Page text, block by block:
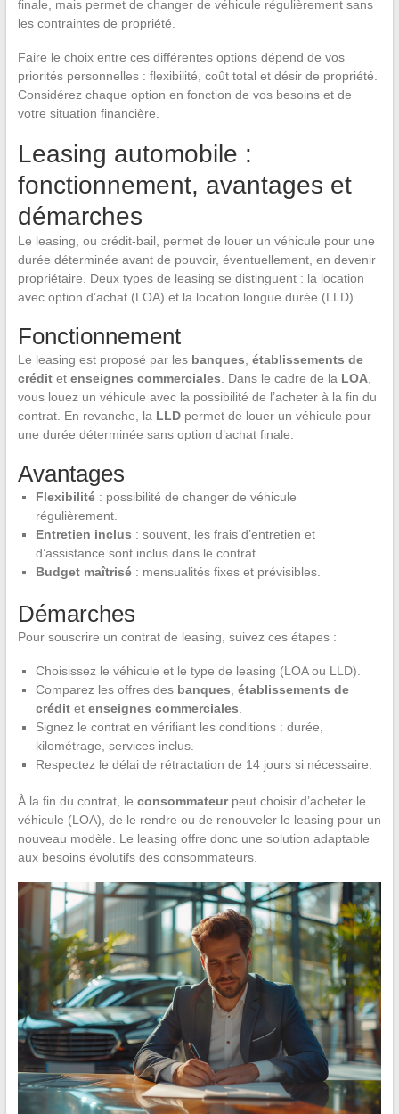
finale, mais permet de changer de véhicule régulièrement sans
les contraintes de propriété.
Faire le choix entre ces différentes options dépend de vos
priorités personnelles : flexibilité, coût total et désir de propriété.
Considérez chaque option en fonction de vos besoins et de
votre situation financière.
Leasing automobile :
fonctionnement, avantages et
démarches
Le leasing, ou crédit-bail, permet de louer un véhicule pour une
durée déterminée avant de pouvoir, éventuellement, en devenir
propriétaire. Deux types de leasing se distinguent : la location
avec option d’achat (LOA) et la location longue durée (LLD).
Fonctionnement
Le leasing est proposé par les banques établissements de
créditet enseignes commerciales . Dans le cadre de la LOA,
vous louez un véhicule avec la possibilité de l’acheter à la fin du
contrat. En revanche, la LLDpermet de louer un véhicule pour
une durée déterminée sans option d’achat finale.
Avantages
Flexibilité: possibilité de changer de véhicule
régulièrement.
Entretien inclus : souvent, les frais d’entretien et
d’assistance sont inclus dans le contrat.
Budget maîtrisé: mensualités fixes et prévisibles.
Démarches
Pour souscrire un contrat de leasing, suivez ces étapes :
Choisissez le véhicule et le type de leasing (LOA ou LLD).
Comparez les offres des banques établissements de
créditet enseignes commerciales
Signez le contrat en vérifiant les conditions : durée,
kilométrage, services inclus.
Respectez le délai de rétractation de 14 jours si nécessaire.
À la fin du contrat, le consommateurpeut choisir d’acheter le
véhicule (LOA), de le rendre ou de renouveler le leasing pour un
nouveau modèle. Le leasing offre donc une solution adaptable
aux besoins évolutifs des consommateurs.